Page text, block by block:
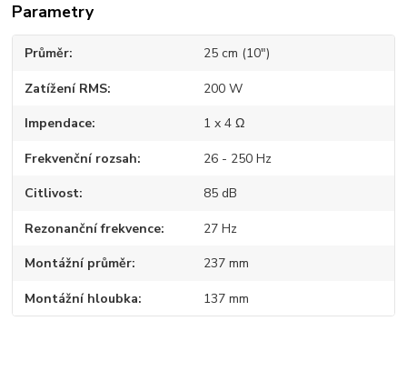
Parametry
Průměr 25 cm (10")
Zatížení RMS 200 W
Impendace 1 x 4 Ω
Frekvenční rozsah 26 - 250 Hz
Citlivost 85 dB
Rezonanční frekvence 27 Hz
Montážní průměr 237 mm
Montážní hloubka 137 mm